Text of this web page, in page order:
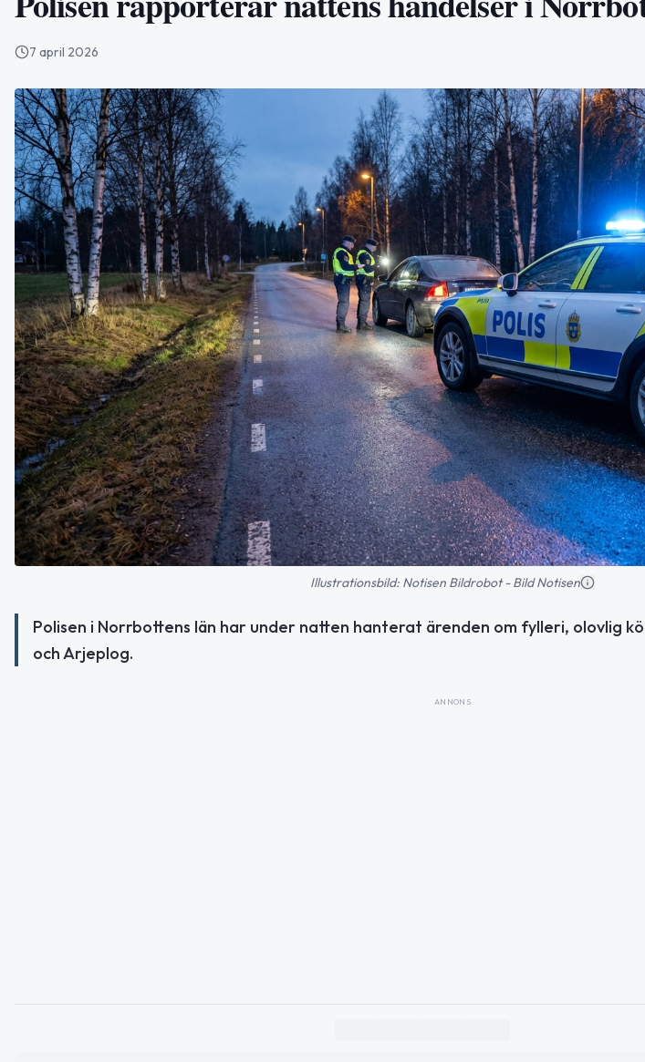
7 april 2026
Illustrationsbild: Notisen Bildrobot - Bild Notisen
Polisen i Norrbottens län har under natten hanterat ärenden om fylleri, olovlig
och Arjeplog.
ANNONS